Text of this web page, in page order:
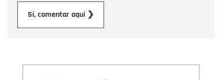
Sí, comentar aquí ❯